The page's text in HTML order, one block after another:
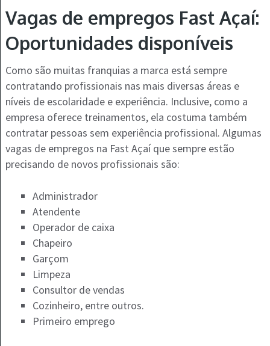
Vagas de empregos Fast Açaí:
Oportunidades disponíveis
Como são muitas franquias a marca está sempre
contratando profissionais nas mais diversas áreas e
níveis de escolaridade e experiência. Inclusive, como a
empresa oferece treinamentos, ela costuma também
contratar pessoas sem experiência profissional. Algumas
vagas de empregos na Fast Açaí que sempre estão
precisando de novos profissionais são:
Administrador
Atendente
Operador de caixa
Chapeiro
Garçom
Limpeza
Consultor de vendas
Cozinheiro, entre outros.
Primeiro emprego